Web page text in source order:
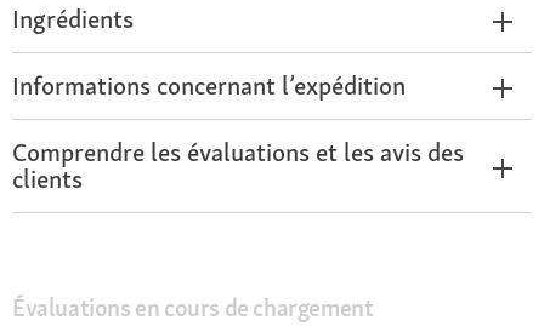
Ingrédients
Informations concernant l’expédition
Comprendre les évaluations et les avis des
clients
Évaluations en cours de chargement